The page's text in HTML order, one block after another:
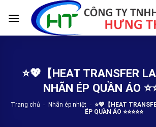
⭐️💖【HEAT TRANSFER
NHÃN ÉP QUẦN ÁO
Trang chủ - Nhãn ép nhiệt - ⭐️💖【HEAT
ÉP QUẦN ÁO ⭐️⭐️⭐️⭐️⭐️